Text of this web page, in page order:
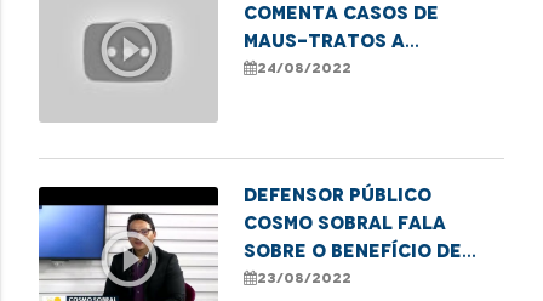
play_circle_outline
COMENTA CASOS DE
MAUS-TRATOS A
CRIANÇAS NO MARANHÃO
24/08/2022
play_circle_outline
Defensor Público
Cosmo Sobral fala
sobre o Benefício de
Prestação Continuada
23/08/2022